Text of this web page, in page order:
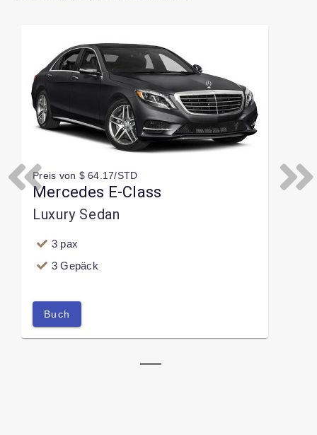
Preis von $ 64.17/STD
Mercedes E-Class
Luxury Sedan
3 pax
3 Gepäck
Buch
Previous Next